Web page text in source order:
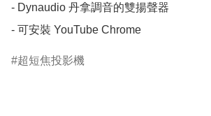
- Dynaudio 丹拿調音的雙揚聲器
- 可安裝 YouTube Chrome
超短焦投影機